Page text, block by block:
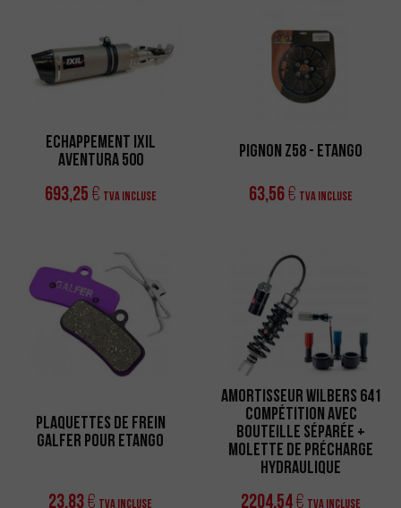
ECHAPPEMENT IXIL
AVENTURA 500
693,25 € TVA incluse
Pignon Z58 - eTango
63,56€ TVA incluse
Plaquettes de frein
Galfer pour eTango
23,83€ TVA incluse
Amortisseur Wilbers 641
Compétition avec
Bouteille Séparée +
Molette de Précharge
Hydraulique
2204,54€ TVA incluse